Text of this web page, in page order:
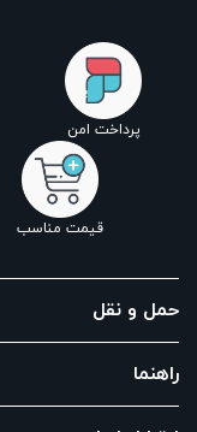
پرداخت امن
قیمت مناسب
حمل و نقل
راهنما